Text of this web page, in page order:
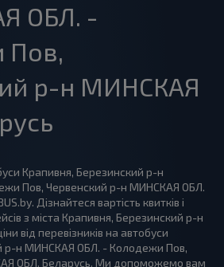
ОБЛ. -
Пов,
р-н МИНСКАЯ
Крапивня, Березинский р-н
Пов, Червенский р-н МИНСКАЯ ОБЛ.
Дізнайтеся вартість квитків і
з міста Крапивня, Березинский р-н
від перевізників на автобуси
р-н МИНСКАЯ ОБЛ. - Колодежи Пов,
ОБЛ. Беларусь. Ми допоможемо вам